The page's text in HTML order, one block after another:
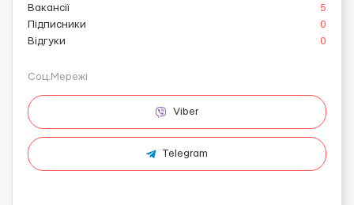
Вакансії
5
Підписники
0
Відгуки
0
Соц.Мережі
Viber
Telegram